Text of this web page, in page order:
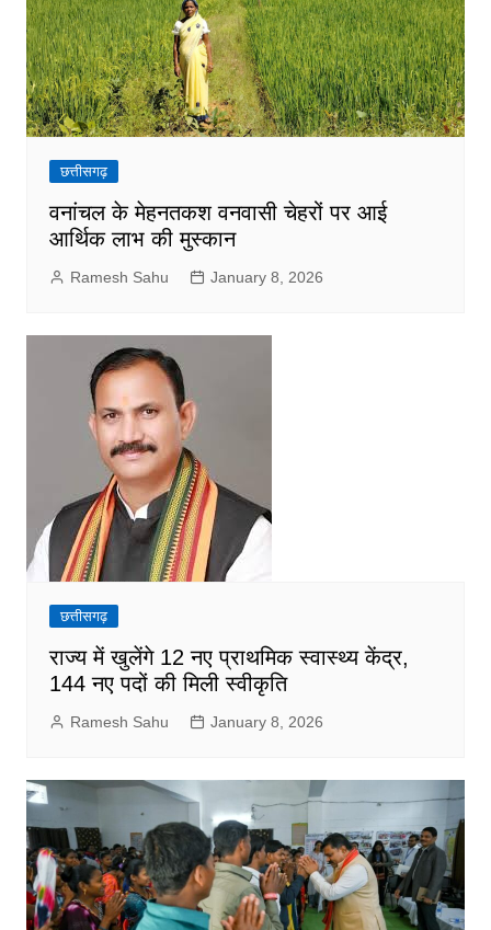
छत्तीसगढ़
वनांचल के मेहनतकश वनवासी चेहरों पर आई
आर्थिक लाभ की मुस्कान
Ramesh Sahu January 8, 2026
छत्तीसगढ़
राज्य में खुलेंगे 12 नए प्राथमिक स्वास्थ्य केंद्र,
144 नए पदों की मिली स्वीकृति
Ramesh Sahu January 8, 2026